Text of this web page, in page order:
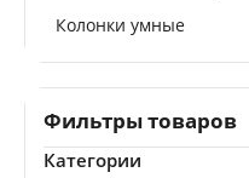
Колонки умные
Фильтры товаров
Категории